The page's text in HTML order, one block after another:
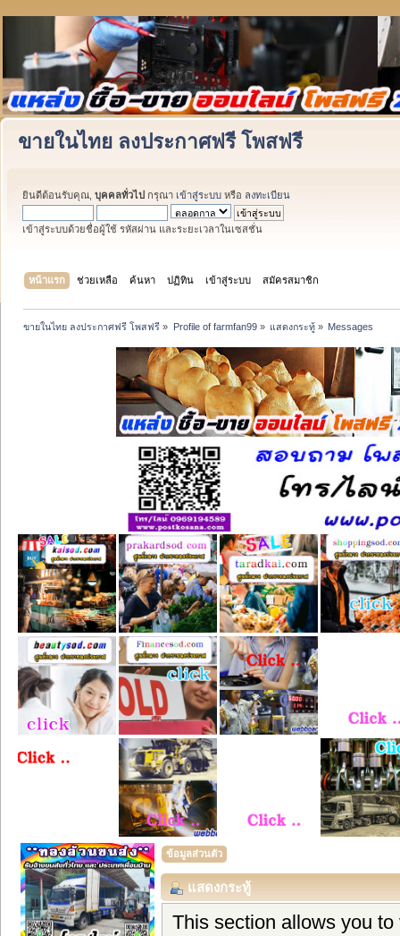
ขายในไทย ลงประกาศฟรี โพสฟรี
ยินดีต้อนรับคุณ, บุคคลทั่วไป กรุณา เข้าสู่ระบบ หรือ ลงทะเบียน
เข้าสู่ระบบด้วยชื่อผู้ใช้ รหัสผ่าน และระยะเวลาในเซสชั่น
หน้าแรก ช่วยเหลือ ค้นหา ปฏิทิน เข้าสู่ระบบ สมัครสมาชิก
ขายในไทย ลงประกาศฟรี โพสฟรี » Profile of farmfan99» แสดงกระทู้» Messages
ข้อมูลส่วนตัว
แสดงกระทู้
This section allows you